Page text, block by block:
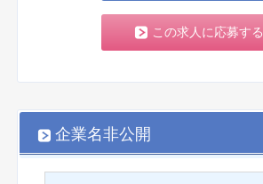
この求人に応募する
企業名非公開